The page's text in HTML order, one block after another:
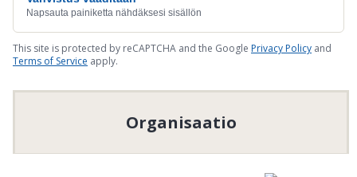
Napsauta painiketta nähdäksesi sisällön
This site is protected by reCAPTCHA and the Google Privacy Policy and
Terms of Service apply.
Organisaatio